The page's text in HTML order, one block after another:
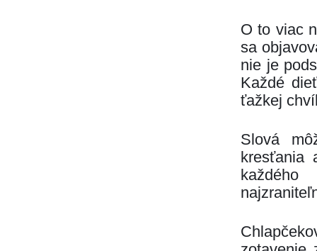
O to viac
sa
nie je
Každé
ťažkej
Slová
kresťania